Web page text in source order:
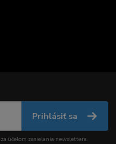
Prihlásiť sa
za účelom zasielania newslettera.